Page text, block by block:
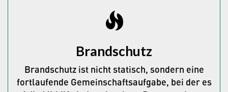
Brandschutz
Brandschutz ist nicht statisch, sondern eine
fortlaufende Gemeinschaftsaufgabe, bei der es